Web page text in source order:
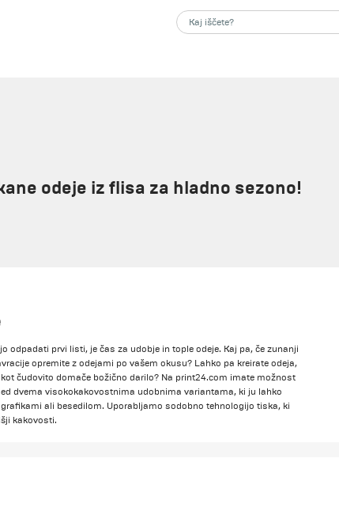
odeje iz flisa za hladno sezono!
odpadati prvi listi, je čas za udobje in tople odeje. Kaj pa, če zunanji
opremite z odejami po vašem okusu? Lahko pa kreirate odeja,
čudovito domače božično darilo? Na print24.com imate možnost
dvema visokokakovostnima udobnima variantama, ki ju lahko
ali besedilom. Uporabljamo sodobno tehnologijo tiska, ki
kakovosti.